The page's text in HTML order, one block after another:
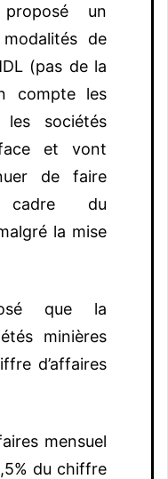
un
de
(pas de la
compte les
les sociétés
et vont
de faire
du
la mise
que la
minières
d’affaires
mensuel
du chiffre